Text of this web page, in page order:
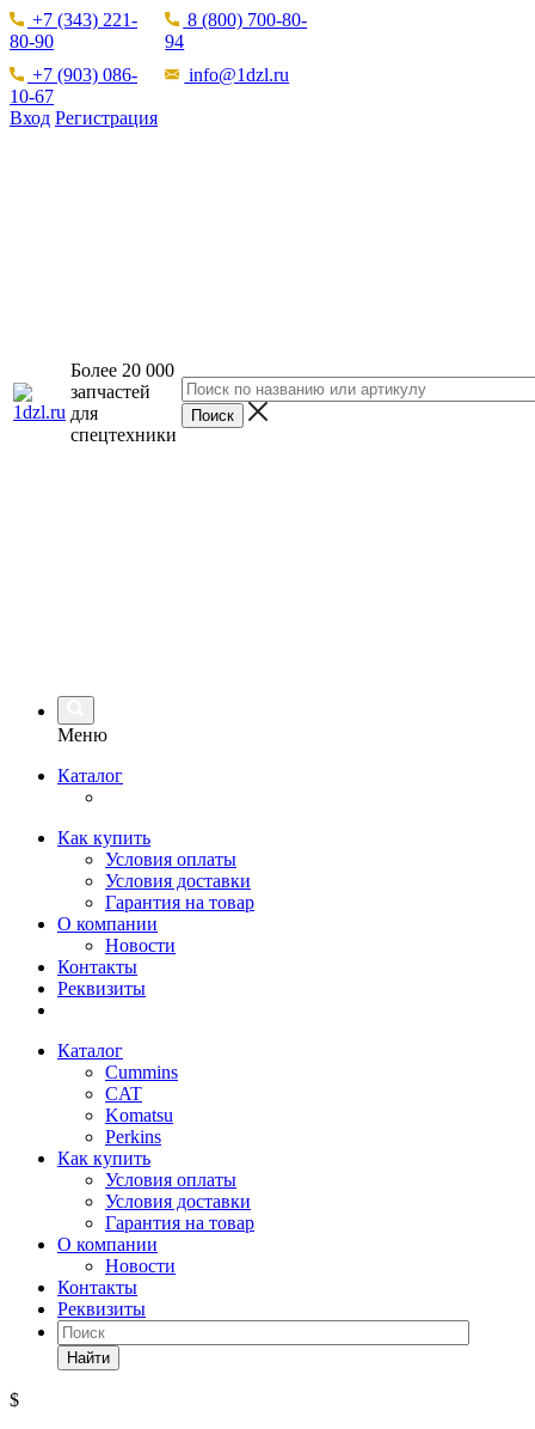
+7 (343) 221-
80-90
8 (800) 700-80-
94
+7 (903) 086-
10-67
info@1dzl.ru
Вход Регистрация
Более 20 000
запчастей
для
спецтехники
Меню
Каталог
Как купить
Условия оплаты
Условия доставки
Гарантия на товар
О компании
Новости
Контакты
Реквизиты
Каталог
Cummins
CAT
Komatsu
Perkins
Как купить
Условия оплаты
Условия доставки
Гарантия на товар
О компании
Новости
Контакты
Реквизиты
Найти
$